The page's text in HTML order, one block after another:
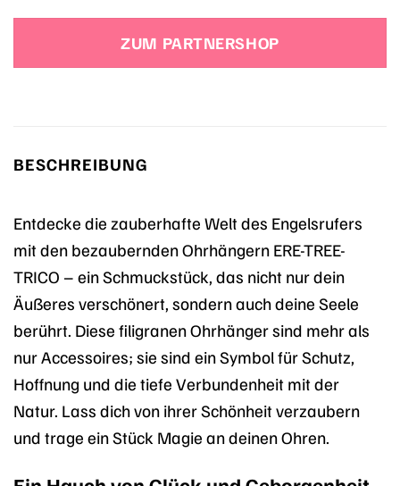
Preis
war:
99,00 €
ist:
84,15 €.
ZUM PARTNERSHOP
BESCHREIBUNG
Entdecke die zauberhafte Welt des Engelsrufers
mit den bezaubernden Ohrhängern ERE-TREE-
TRICO – ein Schmuckstück, das nicht nur dein
Äußeres verschönert, sondern auch deine Seele
berührt. Diese filigranen Ohrhänger sind mehr als
nur Accessoires; sie sind ein Symbol für Schutz,
Hoffnung und die tiefe Verbundenheit mit der
Natur. Lass dich von ihrer Schönheit verzaubern
und trage ein Stück Magie an deinen Ohren.